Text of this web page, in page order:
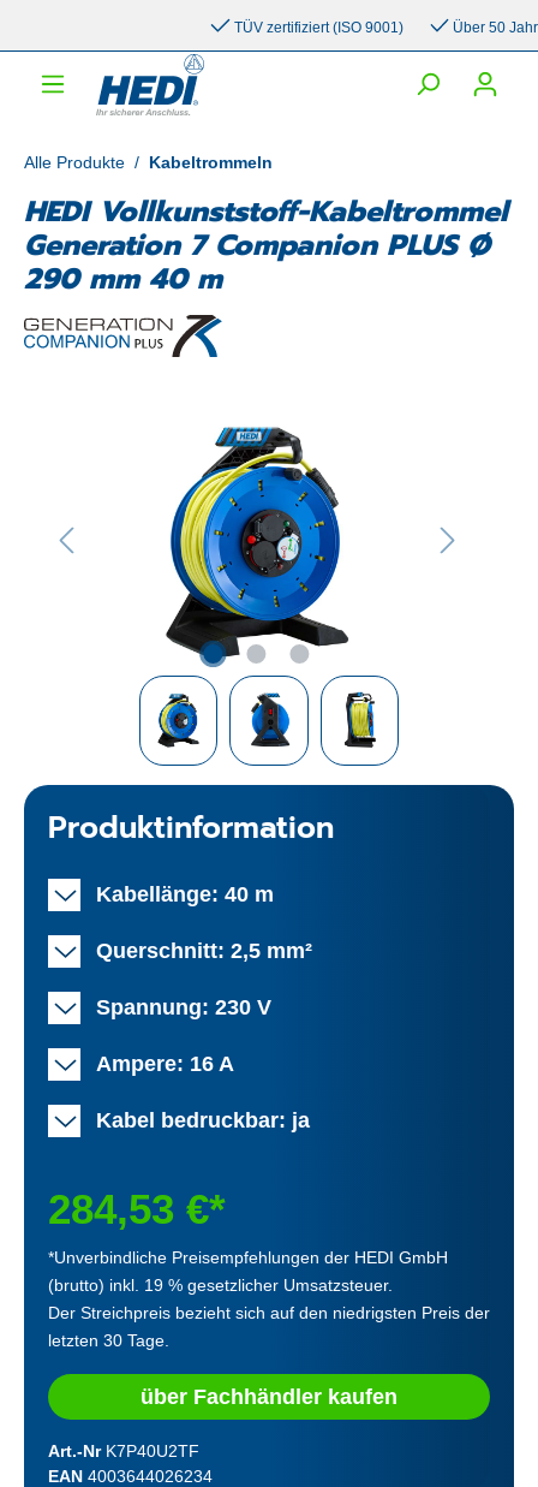
TÜV zertifiziert (ISO 9001) Über 50 Jahre
Alle Produkte / Kabeltrommeln
HEDI Vollkunststoff-Kabeltrommel
Generation 7 Companion PLUS Ø
290 mm 40 m
Produktinformation
Kabellänge: 40 m
Querschnitt: 2,5 mm²
Spannung: 230 V
Ampere: 16 A
Kabel bedruckbar: ja
284,53 €*
*Unverbindliche Preisempfehlungen der HEDI GmbH
(brutto) inkl. 19 % gesetzlicher Umsatzsteuer.
Der Streichpreis bezieht sich auf den niedrigsten Preis der
letzten 30 Tage.
über Fachhändler kaufen
Art.-Nr K7P40U2TF
EAN 4003644026234